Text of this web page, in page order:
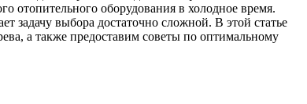
отопительного оборудования в холодное время.
задачу выбора достаточно сложной. В этой статье
а также предоставим советы по оптимальному